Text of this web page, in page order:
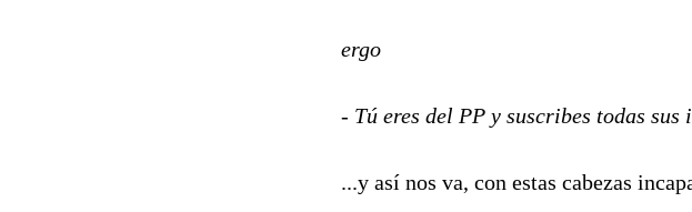
ergo
- Tú eres del PP y suscribes todas sus
...y así nos va, con estas cabezas